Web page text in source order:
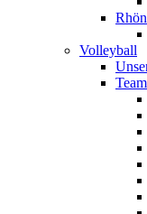
Volleyball